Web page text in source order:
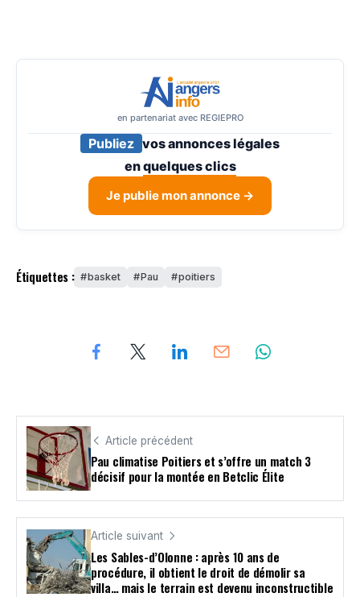
en partenariat avec REGIEPRO
Publiez vos annonces légales
enquelques clics
Je publie mon annonce →
Étiquettes : basket Pau poitiers
Article précédent
Pau climatise Poitiers et s’offre un match 3
décisif pour la montée en Betclic Élite
Article suivant
Les Sables-d’Olonne : après 10 ans de
procédure, il obtient le droit de démolir sa
villa… mais le terrain est devenu inconstructible